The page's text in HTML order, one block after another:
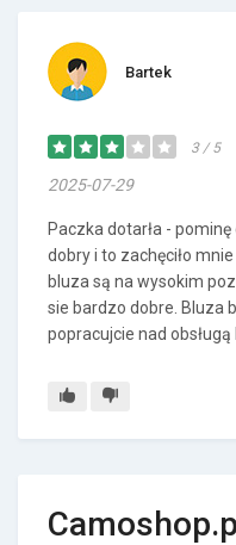
Bartek
3 / 5
2025-07-29
Paczka dotarła -
dobry i to zachęciło
bluza są na wysokim
sie bardzo dobre. Bluza
popracujcie nad